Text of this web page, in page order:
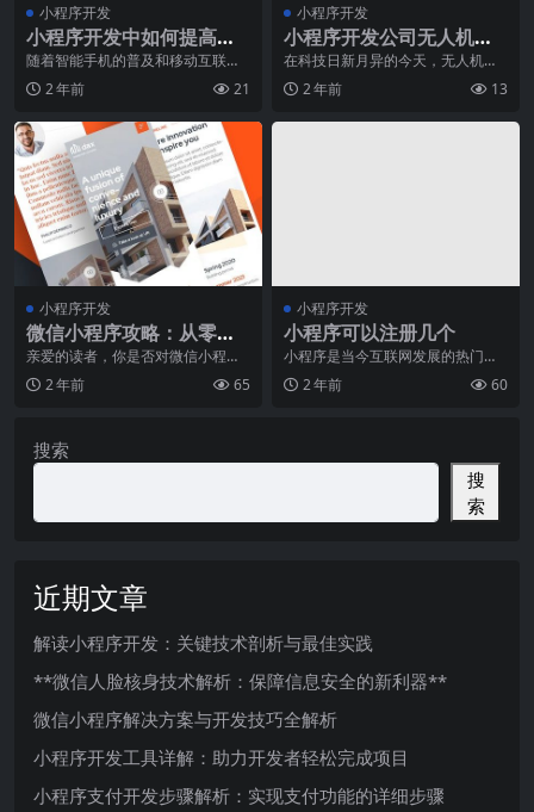
小程序开发
小程序开发中如何提高用
户体验
随着智能手机的普及和移动互联网
的发展，小程序已经成为了人们生
活中不可缺少的一部分
2 年前 21
小程序开发
小程序开发公司无人机发
展历程是什么
在科技日新月异的今天，无人机技
术已经成为了全球科技领域的热门
话题。而在中国的长春
2 年前 13
小程序开发
微信小程序攻略：从零开
始学习小程序开发
亲爱的读者，你是否对微信小程序
产生了浓厚的兴趣？你是否想要了
解从零开始学习微信小
2 年前 65
小程序开发
小程序可以注册几个
小程序是当今互联网发展的热门话
题之一，它以其轻量级、高效率的
特点，成为企业和个人
2 年前 60
搜索
搜
索
近期文章
解读小程序开发：关键技术剖析与最佳实践
**微信人脸核身技术解析：保障信息安全的新利器**
微信小程序解决方案与开发技巧全解析
小程序开发工具详解：助力开发者轻松完成项目
小程序支付开发步骤解析：实现支付功能的详细步骤